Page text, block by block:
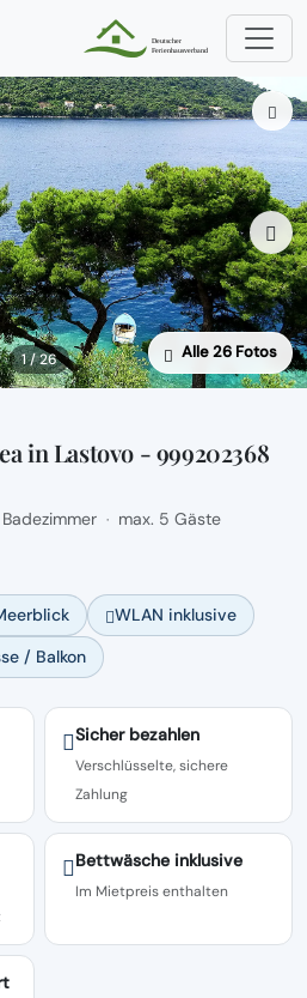
1 / 26 Alle 26 Fotos
in Lastovo - 999202368
Badezimmer · max. 5 Gäste
WLAN inklusive
/ Balkon
Sicher bezahlen
Verschlüsselte, sichere
Zahlung
Bettwäsche inklusive
Im Mietpreis enthalten